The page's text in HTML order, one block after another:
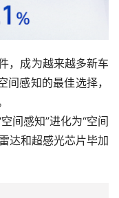
，成为越来越多新车
间感知的最佳选择，
间感知”进化为“空间
达和超感光芯片毕加